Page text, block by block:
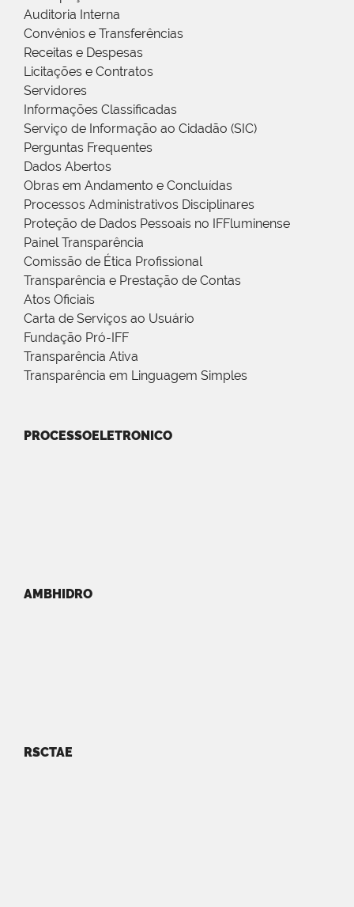
Auditoria Interna
Convênios e Transferências
Receitas e Despesas
Licitações e Contratos
Servidores
Informações Classificadas
Serviço de Informação ao Cidadão (SIC)
Perguntas Frequentes
Dados Abertos
Obras em Andamento e Concluídas
Processos Administrativos Disciplinares
Proteção de Dados Pessoais no IFFluminense
Painel Transparência
Comissão de Ética Profissional
Transparência e Prestação de Contas
Atos Oficiais
Carta de Serviços ao Usuário
Fundação Pró-IFF
Transparência Ativa
Transparência em Linguagem Simples
PROCESSOELETRONICO
AMBHIDRO
RSCTAE